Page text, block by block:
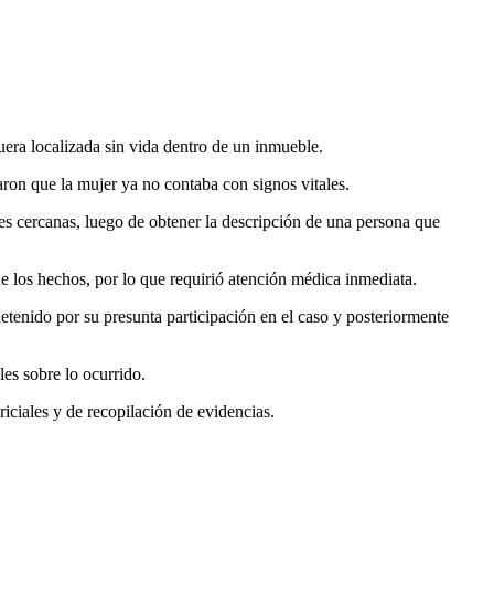
localizada sin vida dentro de un inmueble.
que la mujer ya no contaba con signos vitales.
cercanas, luego de obtener la descripción de una persona que
los hechos, por lo que requirió atención médica inmediata.
por su presunta participación en el caso y posteriormente
sobre lo ocurrido.
y de recopilación de evidencias.